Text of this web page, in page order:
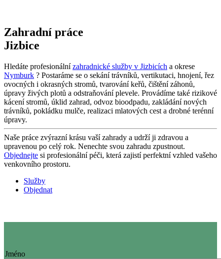
Zahradní práce
Jizbice
Hledáte profesionálnízahradnické služby v Jizbicích a okrese
Nymburk ? Postaráme se o sekání trávníků, vertikutaci, hnojení, řez
ovocných i okrasných stromů, tvarování keřů, čištění záhonů,
úpravy živých plotů a odstraňování plevele. Provádíme také rizikové
kácení stromů, úklid zahrad, odvoz bioodpadu, zakládání nových
trávníků, pokládku mulče, realizaci mlatových cest a drobné terénní
úpravy.
Naše práce zvýrazní krásu vaší zahrady a udrží ji zdravou a
upravenou po celý rok. Nenechte svou zahradu zpustnout.
Objednejte si profesionální péči, která zajistí perfektní vzhled vašeho
venkovního prostoru.
Služby
Objednat
Jméno
Jméno